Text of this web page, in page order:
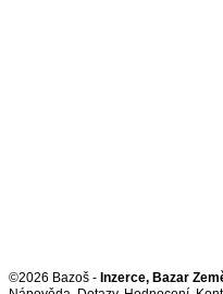
©2026 Bazoš - Inzerce, Bazar